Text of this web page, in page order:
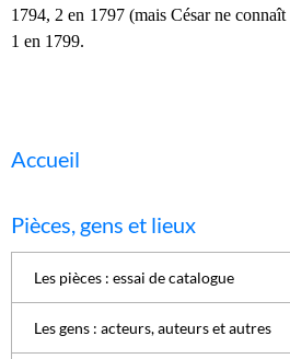
1794, 2 en 1797 (mais César ne
1 en 1799.
Accueil
Pièces, gens et lieux
Les pièces : essai de catalogue
Les gens : acteurs, auteurs et autres